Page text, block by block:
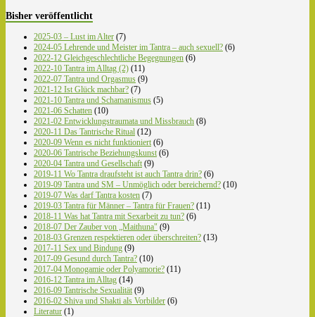
Bisher veröffentlicht
2025-03 – Lust im Alter (7)
2024-05 Lehrende und Meister im Tantra – auch sexuell? (6)
2022-12 Gleichgeschlechtliche Begegnungen (6)
2022-10 Tantra im Alltag (2) (11)
2022-07 Tantra und Orgasmus (9)
2021-12 Ist Glück machbar? (7)
2021-10 Tantra und Schamanismus (5)
2021-06 Schatten (10)
2021-02 Entwicklungstraumata und Missbrauch (8)
2020-11 Das Tantrische Ritual (12)
2020-09 Wenn es nicht funktioniert (6)
2020-06 Tantrische Beziehungskunst (6)
2020-04 Tantra und Gesellschaft (9)
2019-11 Wo Tantra draufsteht ist auch Tantra drin? (6)
2019-09 Tantra und SM – Unmöglich oder bereichernd? (10)
2019-07 Was darf Tantra kosten (7)
2019-03 Tantra für Männer – Tantra für Frauen? (11)
2018-11 Was hat Tantra mit Sexarbeit zu tun? (6)
2018-07 Der Zauber von „Maithuna" (9)
2018-03 Grenzen respektieren oder überschreiten? (13)
2017-11 Sex und Bindung (9)
2017-09 Gesund durch Tantra? (10)
2017-04 Monogamie oder Polyamorie? (11)
2016-12 Tantra im Alltag (14)
2016-09 Tantrische Sexualität (9)
2016-02 Shiva und Shakti als Vorbilder (6)
Literatur (1)